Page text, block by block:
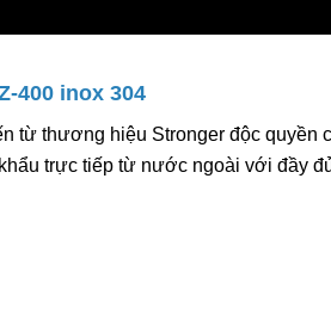
400 inox 304
từ thương hiệu Stronger độc quyền
trực tiếp từ nước ngoài với đầy